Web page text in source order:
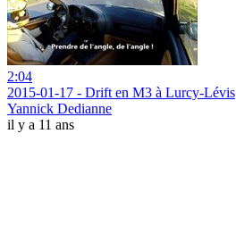
2:04
2015-01-17 - Drift en M3 à Lurcy-Lévis
Yannick Dedianne
il y a 11 ans